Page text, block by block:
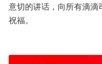
意切的讲话，向所有滴
祝福。